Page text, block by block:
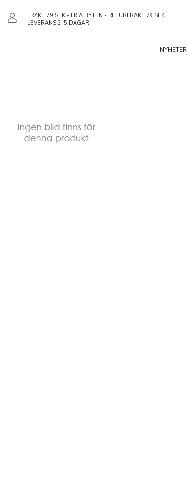
FRAKT 79 SEK - FRIA BYTEN - RETURFRAKT 79 SEK
LEVERANS 2-5 DAGAR
NYHETER